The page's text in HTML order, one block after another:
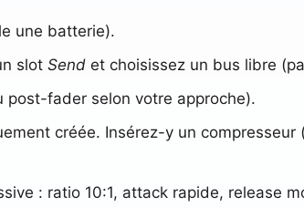
une batterie).
slot Sendet choisissez un bus libre
post-fader selon votre approche).
créée. Insérez-y un compresseur
: ratio 10:1, attack rapide, release